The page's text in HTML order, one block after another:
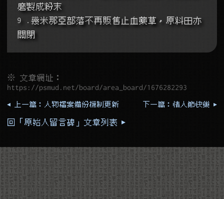
磨製成粉末
9 .幾米那亞部落不再販售止血藥草，原料田亦
關閉
※ 文章網址：
https://psmud.net/board/area_board/1676282293
◂ 上一篇：人物檔案備份機制更新 下一篇：情人節快樂 ▸
回「原始人留言碑」文章列表 ▸